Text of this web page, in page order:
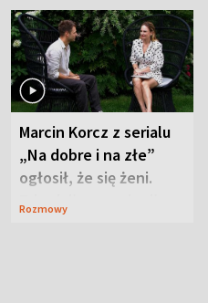
Marcin Korcz z serialu
„Na dobre i na złe”
ogłosił, że się żeni.
Zdradził, co zmienił
Rozmowy